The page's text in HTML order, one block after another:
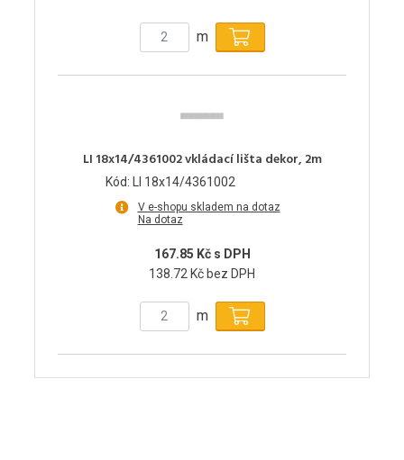
m
LI 18x14/4361002 vkládací lišta dekor, 2m
Kód: LI 18x14/4361002
V e-shopu skladem na dotaz
Na dotaz
167.85 Kč s DPH
138.72 Kč bez DPH
m